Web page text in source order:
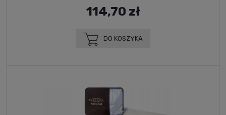
114,70 zł
DO KOSZYKA